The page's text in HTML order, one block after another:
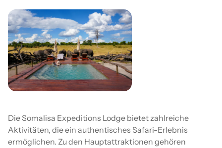
Die Somalisa Expeditions Lodge bietet zahlreiche
Aktivitäten, die ein authentisches Safari-Erlebnis
ermöglichen. Zu den Hauptattraktionen gehören